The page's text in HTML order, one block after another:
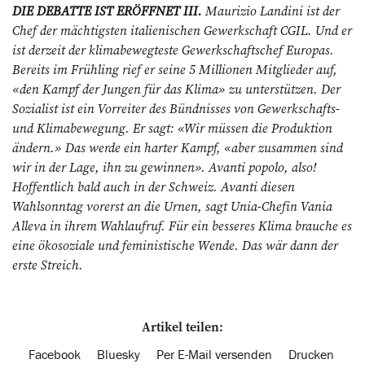
DIE DEBATTE IST ERÖFFNET III.Maurizio Landini ist der
Chef der mächtigsten italienischen Gewerkschaft CGIL. Und er
ist derzeit der klima­bewegteste Gewerkschaftschef Europas.
Bereits im Frühling rief er seine 5 Millionen Mitglieder auf,
«den Kampf der Jungen für das Klima» zu unterstützen. Der
Sozialist ist ein Vorreiter des Bündnisses von Gewerkschafts-
und Klimabewegung. Er sagt: «Wir müssen die Produktion
ändern.» Das werde ein harter Kampf, «aber zusammen sind
wir in der Lage, ihn zu gewinnen». Avanti popolo, also!
Hoffentlich bald auch in der Schweiz. Avanti diesen
Wahlsonntag vorerst an die Urnen, sagt Unia-Chefin Vania
Alleva in ihrem Wahlaufruf. Für ein besseres Klima brauche es
eine ökosoziale und feministische Wende. Das wär dann der
erste Streich.
Artikel teilen:
Facebook Bluesky Per E-Mail versenden Drucken